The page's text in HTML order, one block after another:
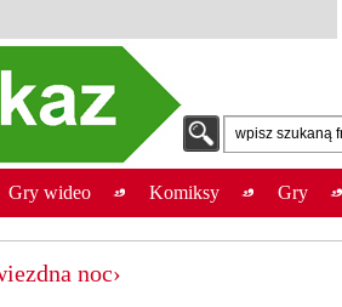
wpisz szukaną
Gry wideo Komiksy Gry
noc›